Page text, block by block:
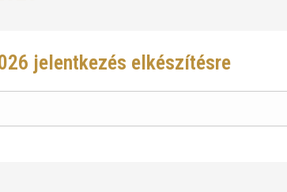
jelentkezés elkészítésre